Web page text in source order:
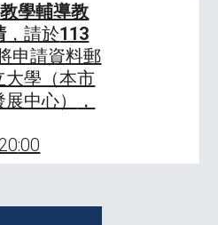
教學輔導教
，請於113
申請資料郵
大學（本市
中心）
，
20:00